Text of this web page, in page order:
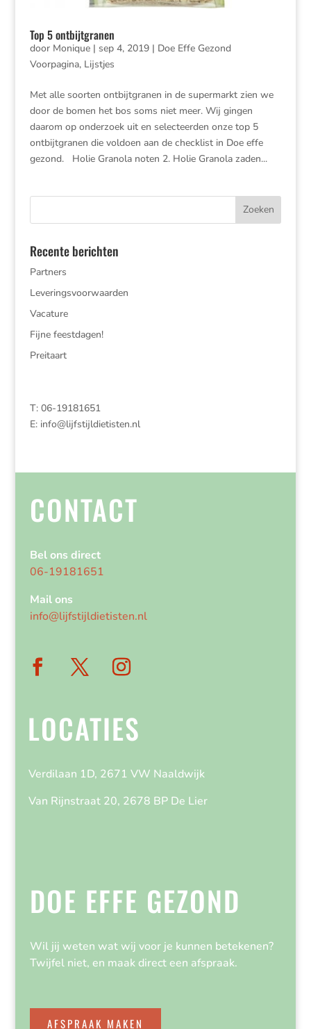
Top 5 ontbijtgranen
door Monique| sep 4, 2019| Doe Effe Gezond
Voorpagina, Lijstjes
Met alle soorten ontbijtgranen in de supermarkt zien we
door de bomen het bos soms niet meer. Wij gingen
daarom op onderzoek uit en selecteerden onze top 5
ontbijtgranen die voldoen aan de checklist in Doe effe
gezond. Holie Granola noten 2. Holie Granola zaden...
Recente berichten
Partners
Leveringsvoorwaarden
Vacature
Fijne feestdagen!
Preitaart
T: 06-19181651
E: info@lijfstijldietisten.nl
CONTACT
Bel ons direct
06-19181651
Mail ons
info@lijfstijldietisten.nl
LOCATIES
Verdilaan 1D, 2671 VW Naaldwijk
Van Rijnstraat 20, 2678 BP De Lier
DOE EFFE GEZOND
Wil jij weten wat wij voor je kunnen betekenen?
Twijfel niet, en maak direct een afspraak.
AFSPRAAK MAKEN